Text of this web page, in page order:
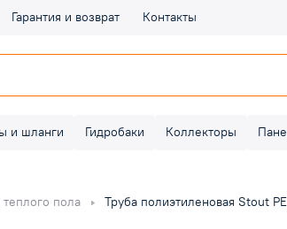
Гарантия и возврат Контакты
и шланги Гидробаки Коллекторы
пола Труба полиэтиленовая Stout